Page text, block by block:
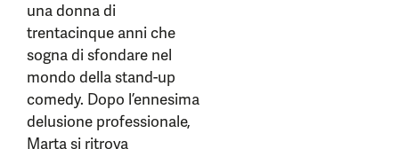
una donna di
trentacinque anni che
sogna di sfondare nel
mondo della stand-up
comedy. Dopo l’ennesima
delusione professionale,
Marta si ritrova